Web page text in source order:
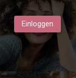
Einloggen